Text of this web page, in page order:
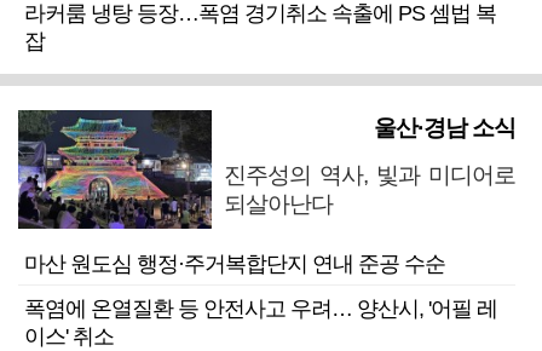
라커룸 냉탕 등장…폭염 경기취소 속출에 PS 셈법 복
잡
울산·경남 소식
진주성의 역사, 빛과 미디어로
되살아난다
마산 원도심 행정·주거복합단지 연내 준공 수순
폭염에 온열질환 등 안전사고 우려… 양산시, '어필 레
이스' 취소